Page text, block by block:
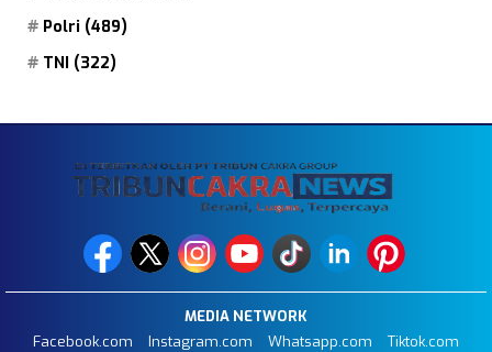
Polri (489)
TNI (322)
MEDIA NETWORK
Facebook.com
Instagram.com Whatsapp.com
Tiktok.com